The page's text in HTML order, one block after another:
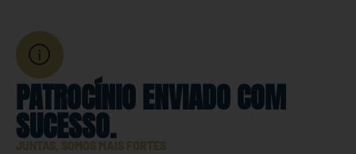
PATROCÍNIO ENVIADO COM
SUCESSO.
JUNTAS, SOMOS MAIS FORTES